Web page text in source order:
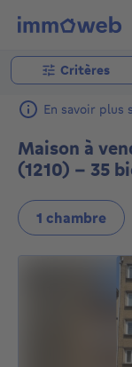
Critères
En savoir plus
Maison à
(1210) - 35
1 chambre